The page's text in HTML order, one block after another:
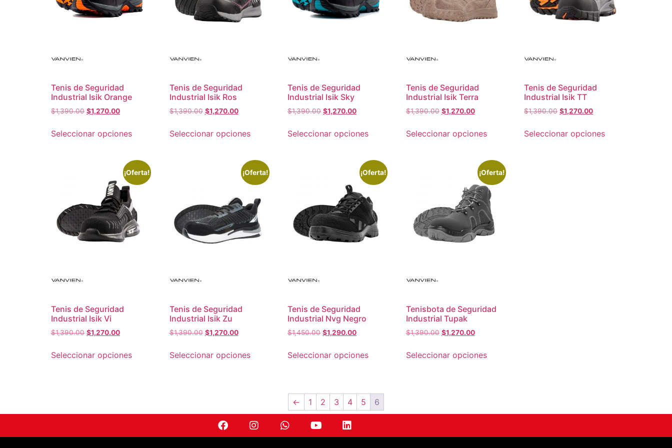
Tenis de Seguridad
Industrial Isik Orange
$1,390.00 $1,270.00
Seleccionar opciones
Tenis de Seguridad
Industrial Isik Ros
$1,390.00 $1,270.00
Seleccionar opciones
Tenis de Seguridad
Industrial Isik Sky
$1,390.00 $1,270.00
Seleccionar opciones
Tenis de Seguridad
Industrial Isik Terra
$1,390.00 $1,270.00
Seleccionar opciones
Tenis de Seguridad
Industrial Isik TT
$1,390.00 $1,270.00
Seleccionar opciones
¡Oferta!
Tenis de Seguridad
Industrial Isik Vi
$1,390.00 $1,270.00
Seleccionar opciones
¡Oferta!
Tenis de Seguridad
Industrial Isik Zu
$1,390.00 $1,270.00
Seleccionar opciones
¡Oferta!
Tenis de Seguridad
Industrial Nvg Negro
$1,450.00 $1,290.00
Seleccionar opciones
¡Oferta!
Tenisbota de Seguridad
Industrial Tupak
$1,390.00 $1,270.00
Seleccionar opciones
← 1 2 3 4 5 6